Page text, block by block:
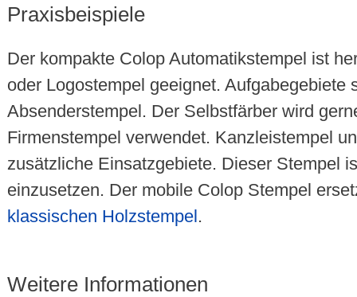
Praxisbeispiele
Der kompakte Colop Automatikstempel ist
oder Logostempel geeignet. Aufgabegebiete
Absenderstempel. Der Selbstfärber wird
Firmenstempel verwendet. Kanzleistempel
zusätzliche Einsatzgebiete. Dieser Stempel
einzusetzen. Der mobile Colop Stempel
klassischen Holzstempel.
Weitere Informationen